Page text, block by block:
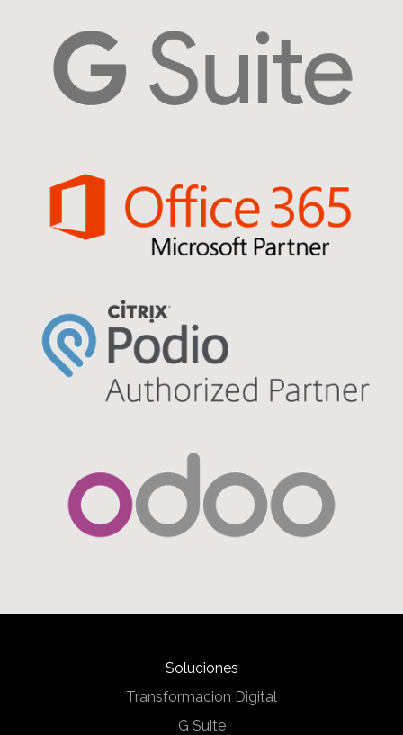
Soluciones
Transformación Digital
G Suite